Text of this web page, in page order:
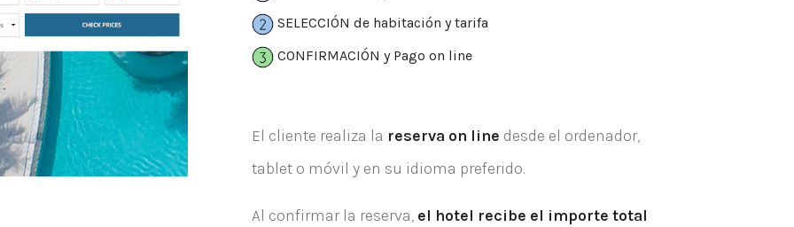
SELECCIÓN de habitación y tarifa
CONFIRMACIÓN y Pago on line
El cliente realiza la reserva on line desde el ordenador,
tablet o móvil y en su idioma preferido.
Al confirmar la reserva, el hotel recibe el importe total